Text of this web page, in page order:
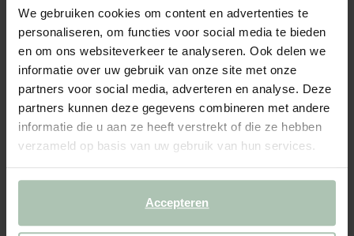
We gebruiken cookies om content en advertenties te
personaliseren, om functies voor social media te bieden
en om ons websiteverkeer te analyseren. Ook delen we
informatie over uw gebruik van onze site met onze
partners voor social media, adverteren en analyse. Deze
partners kunnen deze gegevens combineren met andere
informatie die u aan ze heeft verstrekt of die ze hebben
verzameld op basis van uw gebruik van hun services.
Accepteren
Sissy-Boy. De bank heeft dankzij het zachte, velvet materiaal een
enkel met de basiskussens (2 rug- e...
2.5-zits (1x) + opties
2 Stof: Juke Oker 132 + kleuropties